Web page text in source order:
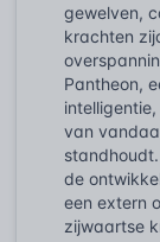
gewelven,
krachten
Pantheon,
van
de
een extern
zijwaartse